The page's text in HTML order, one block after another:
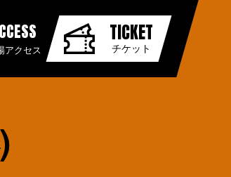
アクセス
TICKET
チケット